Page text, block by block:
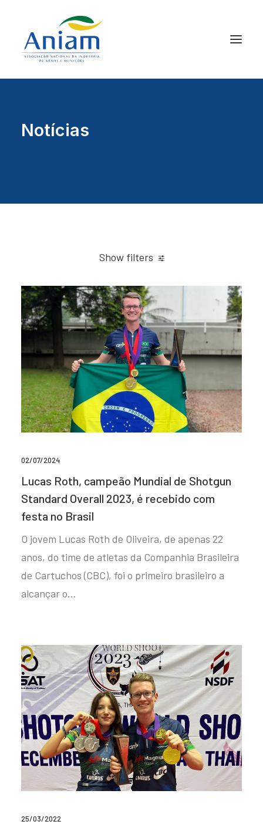
Notícias
Show filters
02/07/2024
Lucas Roth, campeão Mundial de Shotgun
Standard Overall 2023, é recebido com
festa no Brasil
O jovem Lucas Roth de Oliveira, de apenas 22
anos, do time de atletas da Companhia Brasileira
de Cartuchos (CBC), foi o primeiro brasileiro a
alcançar o…
25/03/2022